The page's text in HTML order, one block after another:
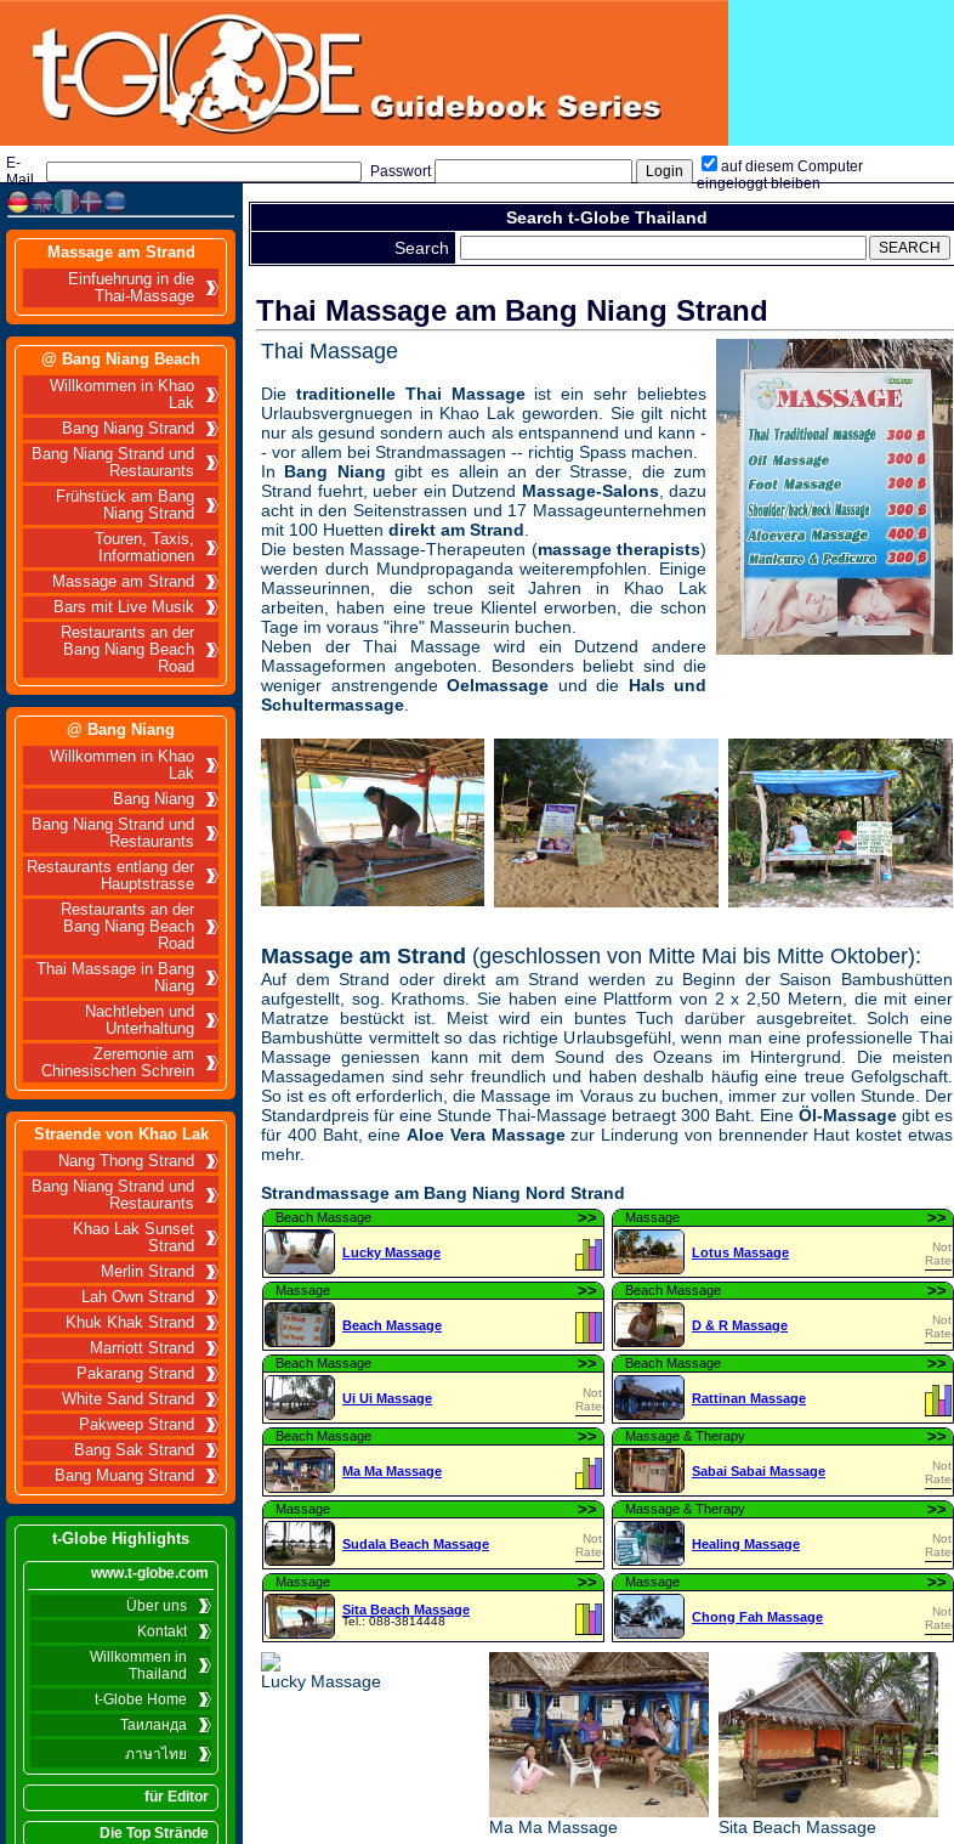
E-
Mail
Passwort
auf diesem Computer
eingeloggt bleiben
Massage am Strand
Einfuehrung in die
Thai-Massage
@ Bang Niang Beach
Willkommen in Khao
Lak
Bang Niang Strand
Bang Niang Strand und
Restaurants
Frühstück am Bang
Niang Strand
Touren, Taxis,
Informationen
Massage am Strand
Bars mit Live Musik
Restaurants an der
Bang Niang Beach
Road
@ Bang Niang
Willkommen in Khao
Lak
Bang Niang
Bang Niang Strand und
Restaurants
Restaurants entlang der
Hauptstrasse
Restaurants an der
Bang Niang Beach
Road
Thai Massage in Bang
Niang
Nachtleben und
Unterhaltung
Zeremonie am
Chinesischen Schrein
Straende von Khao Lak
Nang Thong Strand
Bang Niang Strand und
Restaurants
Khao Lak Sunset
Strand
Merlin Strand
Lah Own Strand
Khuk Khak Strand
Marriott Strand
Pakarang Strand
White Sand Strand
Pakweep Strand
Bang Sak Strand
Bang Muang Strand
t-Globe Highlights
www.t-globe.com
Über uns
Kontakt
Willkommen in
Thailand
t-Globe Home
Таиланда
ภาษาไทย
für Editor
Die Top Strände
Search t-Globe Thailand
Search
Thai Massage am Bang Niang Strand
Thai Massage
Die traditionelle Thai Massageist ein sehr beliebtes
Urlaubsvergnuegen in Khao Lak geworden. Sie gilt nicht
nur als gesund sondern auch als entspannend und kann -
- vor allem bei Strandmassagen -- richtig Spass machen.
In Bang Niang gibt es allein an der Strasse, die zum
Strand fuehrt, ueber ein Dutzend Massage-Salons, dazu
acht in den Seitenstrassen und 17 Massageunternehmen
mit 100 Huetten direkt am Strand
Die besten Massage-Therapeuten (massage therapists)
werden durch Mundpropaganda weiterempfohlen. Einige
Masseurinnen, die schon seit Jahren in Khao Lak
arbeiten, haben eine treue Klientel erworben, die schon
Tage im voraus "ihre" Masseurin buchen.
Neben der Thai Massage wird ein Dutzend andere
Massageformen angeboten. Besonders beliebt sind die
weniger anstrengende Oelmassage und die Hals und
Schultermassage
Massage am Strand (geschlossen von Mitte Mai bis Mitte Oktober):
Auf dem Strand oder direkt am Strand werden zu Beginn der Saison Bambushütten
aufgestellt, sog. Krathoms. Sie haben eine Plattform von 2 x 2,50 Metern, die mit einer
Matratze bestückt ist. Meist wird ein buntes Tuch darüber ausgebreitet. Solch eine
Bambushütte vermittelt so das richtige Urlaubsgefühl, wenn man eine professionelle Thai
Massage geniessen kann mit dem Sound des Ozeans im Hintergrund. Die meisten
Massagedamen sind sehr freundlich und haben deshalb häufig eine treue Gefolgschaft.
So ist es oft erforderlich, die Massage im Voraus zu buchen, immer zur vollen Stunde. Der
Standardpreis für eine Stunde Thai-Massage betraegt 300 Baht. Eine Öl-Massage gibt es
für 400 Baht, eineAloe Vera Massagezur Linderung von brennender Haut kostet etwas
mehr.
Strandmassage am Bang Niang Nord Strand
Beach Massage >>
Lucky Massage
Massage >>
Lotus Massage
Not
Rated
Massage >>
Beach Massage
Beach Massage >>
D & R Massage
Not
Rated
Beach Massage >>
Ui Ui Massage
Not
Rated
Beach Massage >>
Rattinan Massage
Beach Massage >>
Ma Ma Massage
Massage & Therapy >>
Sabai Sabai Massage
Not
Rated
Massage >>
Sudala Beach Massage
Not
Rated
Massage & Therapy >>
Healing Massage
Not
Rated
Massage >>
Sita Beach Massage
Tel.: 088-3814448
Massage >>
Chong Fah Massage
Not
Rated
Lucky Massage
Ma Ma Massage Sita Beach Massage